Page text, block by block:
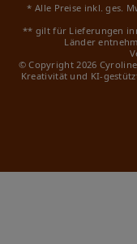
* Alle Preise inkl. ges.
** gilt für Lieferungen
Länder
© Copyright 2026
Kreativität und KI-